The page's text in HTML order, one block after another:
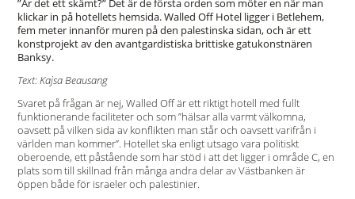
”Är det ett skämt?” Det är de första orden som möter en när man
klickar in på hotellets hemsida. Walled Off Hotel ligger i Betlehem,
fem meter innanför muren på den palestinska sidan, och är ett
konstprojekt av den avantgardistiska brittiske gatukonstnären
Banksy.
Text: Kajsa Beausang
Svaret på frågan är nej, Walled Off är ett riktigt hotell med fullt
funktionerande faciliteter och som ”hälsar alla varmt välkomna,
oavsett på vilken sida av konflikten man står och oavsett varifrån i
världen man kommer”. Hotellet ska enligt utsago vara politiskt
oberoende, ett påstående som har stöd i att det ligger i område C, en
plats som till skillnad från många andra delar av Västbanken är
öppen både för israeler och palestinier.